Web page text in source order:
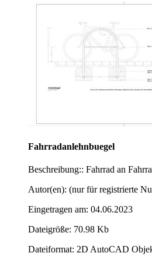
Fahrradanlehnbuegel
Beschreibung:: Fahrrad an
Autor(en): (nur für registrierte
Eingetragen am: 04.06.2023
Dateigröße: 70.98 Kb
Dateiformat: 2D AutoCAD